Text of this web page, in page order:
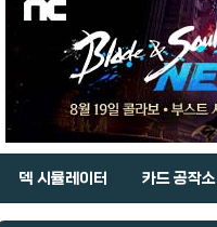
덱 시뮬레이터 카드 공작소